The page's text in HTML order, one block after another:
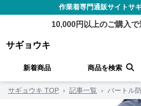
作業着専門通販サイトサ
10,000円以上のご購入で
サギョウキ
新着商品 商品を検索
サギョウキ TOP › 記事一覧 › バートル